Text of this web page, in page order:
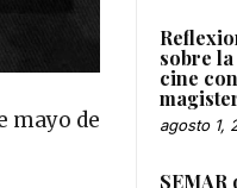
mayo de
sobre
cine
agosto 1,
SEMAR